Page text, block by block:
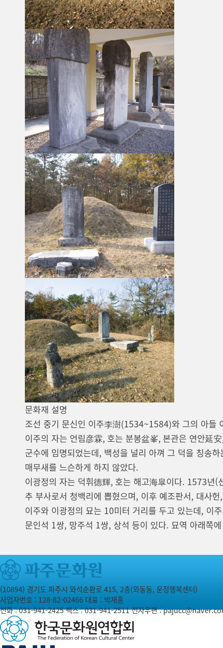
문화재 설명
조선 중기 문신인 이주李澍(1534~1584)와 그의 아
이주의 자는 언림彦霖, 호는 분봉盆峯, 본관은 연안延
군수에 임명되었는데, 백성을 널리 아껴 그 덕을 칭송
매무새를 느슨하게 하지 않았다.
이광정의 자는 덕휘德輝, 호는 해고海皐이다. 1573년
추 부사로서 청백리에 뽑혔으며, 이후 예조판서, 대사
이주와 이광정의 묘는 10미터 거리를 두고 있는데, 이
문인석 1쌍, 망주석 1쌍, 상석 등이 있다. 묘역 아래쪽
(10894) 경기도 파주시 와석순환로 415, 2층(와동동, 운정행복센터)
사업자번호 : 128-82-02466 대표 : 박재홍
전화 :031-941-2425팩스 : 031-941-2511전자우편 :